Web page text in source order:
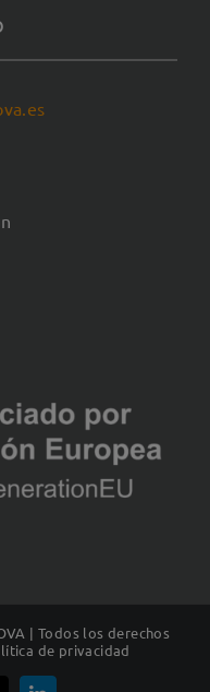
| Todos los derechos
de privacidad